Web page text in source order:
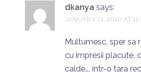
dkanya says:
JANUARY 21, 2010 AT
Multumesc, sper sa
cu impresii placute,
calde…. intr-o tara